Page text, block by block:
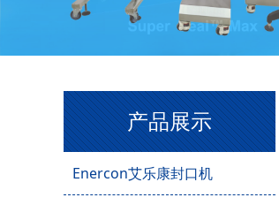
产品展示
Enercon艾乐康封口机